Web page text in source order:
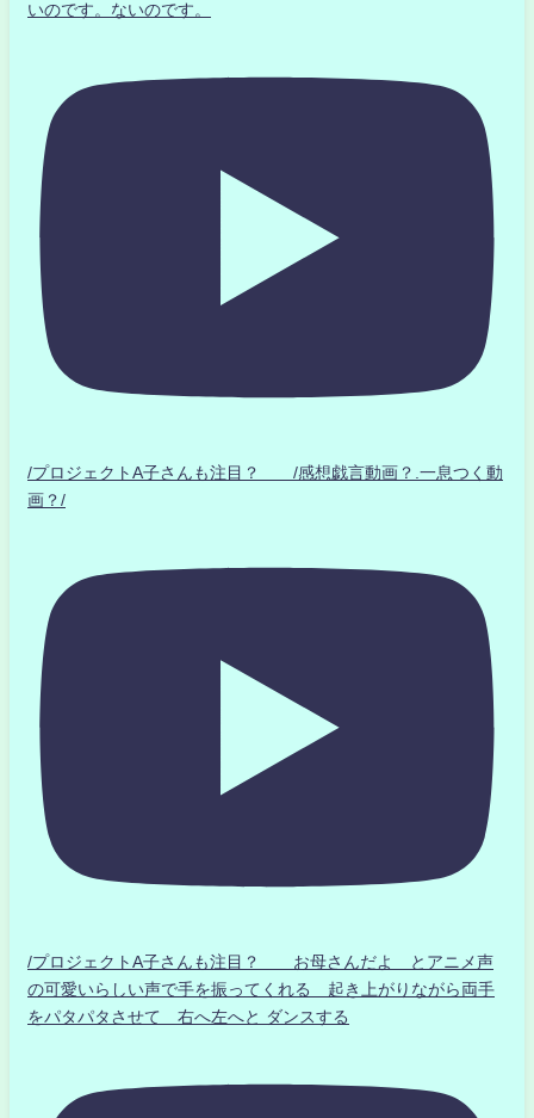
いのです。ないのです。
/プロジェクトA子さんも注目？ /感想戯言動画？.一息つく動
画？/
/プロジェクトA子さんも注目？ お母さんだよ とアニメ声
の可愛いらしい声で手を振ってくれる 起き上がりながら両手
をパタパタさせて 右へ左へと ダンスする